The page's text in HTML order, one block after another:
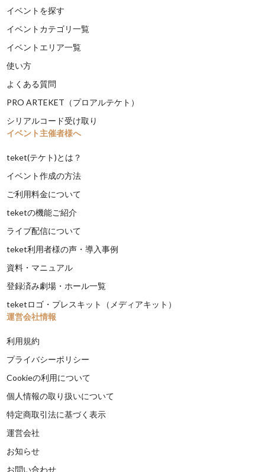
イベントを探す
イベントカテゴリ一覧
イベントエリア一覧
使い方
よくある質問
PRO ARTEKET（プロアルテケト）
シリアルコード受け取り
イベント主催者様へ
teket(テケト)とは？
イベント作成の方法
ご利用料金について
teketの機能ご紹介
ライブ配信について
teket利用者様の声・導入事例
資料・マニュアル
登録済み劇場・ホール一覧
teketロゴ・プレスキット（メディアキット）
運営会社情報
利用規約
プライバシーポリシー
Cookieの利用について
個人情報の取り扱いについて
特定商取引法に基づく表示
運営会社
お知らせ
お問い合わせ